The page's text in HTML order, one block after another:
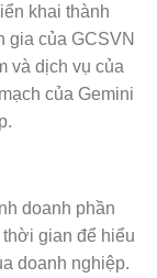
khai thành
gia của GCSVN
và dịch vụ của
của Gemini
doanh phần
gian để hiểu
doanh nghiệp.